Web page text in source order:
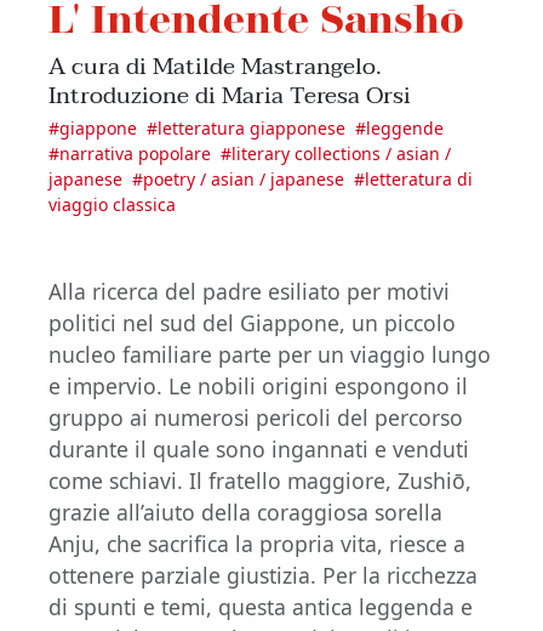
L' Intendente Sanshō
A cura di Matilde Mastrangelo.
Introduzione di Maria Teresa Orsi
#giappone #letteratura giapponese #leggende
#narrativa popolare #literary collections / asian /
japanese #poetry / asian / japanese #letteratura di
viaggio classica
Alla ricerca del padre esiliato per motivi
politici nel sud del Giappone, un piccolo
nucleo familiare parte per un viaggio lungo
e impervio. Le nobili origini espongono il
gruppo ai numerosi pericoli del percorso
durante il quale sono ingannati e venduti
come schiavi. Il fratello maggiore, Zushiō,
grazie all’aiuto della coraggiosa sorella
Anju, che sacrifica la propria vita, riesce a
ottenere parziale giustizia. Per la ricchezza
di spunti e temi, questa antica leggenda e